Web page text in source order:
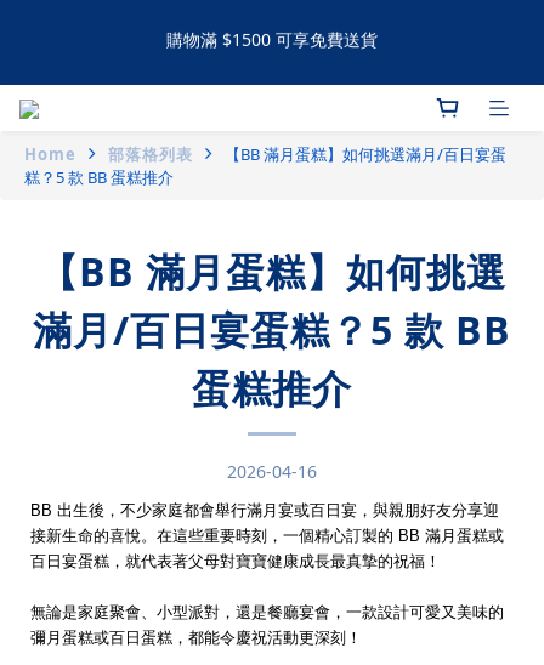
購物滿 $1500 可享免費送貨
手工撻 / 曲奇購買滿60件可享有九五折優惠 滿120件可享有九折優
Home 部落格列表
【BB 滿月蛋糕】如何挑選滿月/百日宴蛋
糕？5 款 BB 蛋糕推介
【BB 滿月蛋糕】如何挑選
滿月/百日宴蛋糕？5 款 BB
蛋糕推介
2026-04-16
BB 出生後，不少家庭都會舉行滿月宴或百日宴，與親朋好友分享迎
接新生命的喜悅。在這些重要時刻，一個精心訂製的 BB 滿月蛋糕或
百日宴蛋糕，就代表著父母對寶寶健康成長最真摯的祝福！
無論是家庭聚會、小型派對，還是餐廳宴會，一款設計可愛又美味的
彌月蛋糕或百日蛋糕，都能令慶祝活動更深刻！